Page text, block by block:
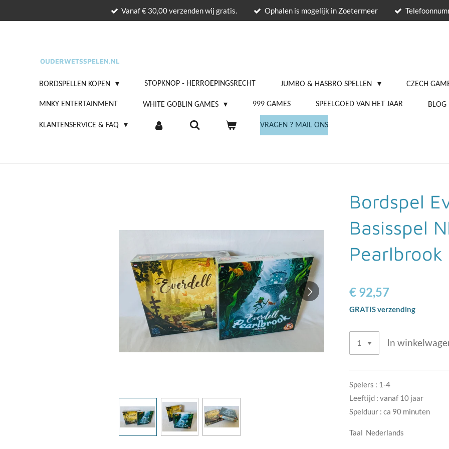
hoofdinhoud
Vanaf € 30,00 verzenden wij gratis. Ophalen is mogelijk in Zoetermeer
OUDERWETSSPELEN.NL
BORDSPELLEN KOPEN STOPKNOP - HERROEPINGSRECHT JUMBO & HASBRO SPELLEN CZECH
MNKY ENTERTAINMENT WHITE GOBLIN GAMES 999 GAMES SPEELGOED VAN HET JAAR BLOG
KLANTENSERVICE & FAQ VRAGEN ? MAIL ONS
Bordspel
Basisspel
Pearlbrook
€ 92,57
GRATIS verzending
In
Spelers : 1-4
Leeftijd : vanaf 10 jaar
Spelduur : ca 90 minuten
Taal Nederlands